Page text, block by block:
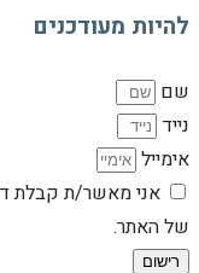
להיות מעודכנים
שם
נייד
אימייל
אני מאשר/ת קבלת
של האתר.
רישום